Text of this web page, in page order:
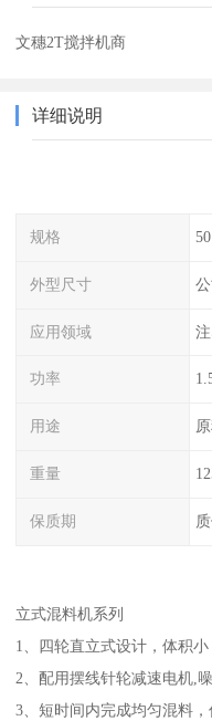
文穗2T搅拌机商
详细说明
规格
外型尺寸
应用领域
功率
用途
重量
保质期
立式混料机系列
1、四轮直立式设计，体积
2、配用摆线针轮减速电机,
3、短时间内完成均匀混料，